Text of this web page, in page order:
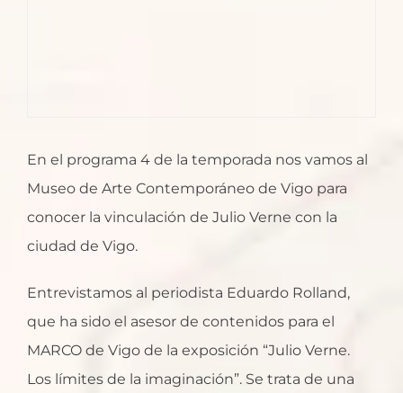
En el programa 4 de la temporada nos vamos al
Museo de Arte Contemporáneo de Vigo para
conocer la vinculación de Julio Verne con la
ciudad de Vigo.
Entrevistamos al periodista Eduardo Rolland,
que ha sido el asesor de contenidos para el
MARCO de Vigo de la exposición “Julio Verne.
Los límites de la imaginación”. Se trata de una